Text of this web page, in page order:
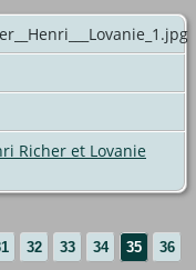
Richer et Lovanie
32 33 34 35 36